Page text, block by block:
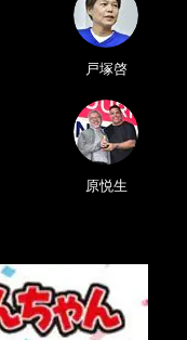
戸塚啓
原悦生